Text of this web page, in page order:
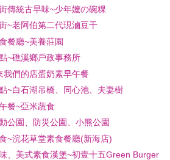
傳統古早味~少年嬤の碗粿
~老阿伯第二代現滷豆干
餐廳~美養莊園
~礁溪鄉戶政事務所
我們的店蛋奶素早午餐
~白石湖吊橋、同心池、夫妻樹
餐~亞米蔬食
公園、防災公園、小熊公園
~浣花草堂素食餐廳(新海店)
、美式素食漢堡~初壹十五Green Burger